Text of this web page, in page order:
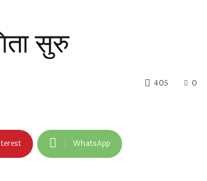
सुरु
0
405
WhatsApp